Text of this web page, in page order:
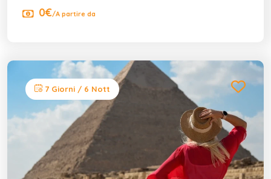
0€/A partire da
7 Giorni / 6 Nott